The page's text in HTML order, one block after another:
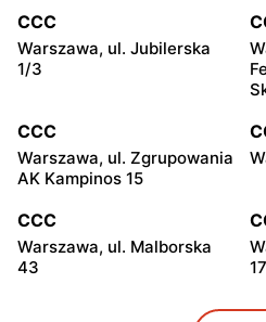
CCC
Warszawa, ul. Jubilerska
1/3
CCC
Warszawa, ul. Zgrupowania
AK Kampinos 15
CCC
Warszawa, ul. Malborska
43
17